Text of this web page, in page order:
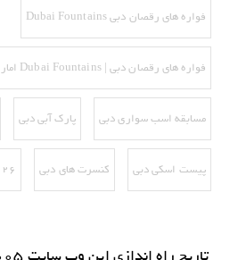
فواره های رقصان دبی Dubai Fountains
فواره های رقصان دبی | Dubai Fountains امارات متحده عربی - دبی
مسابقه اسب سواری دبی پارک آبی دبی
پیست اسکی دبی‌ کنسرت های دبی ۲۶ ۳۴